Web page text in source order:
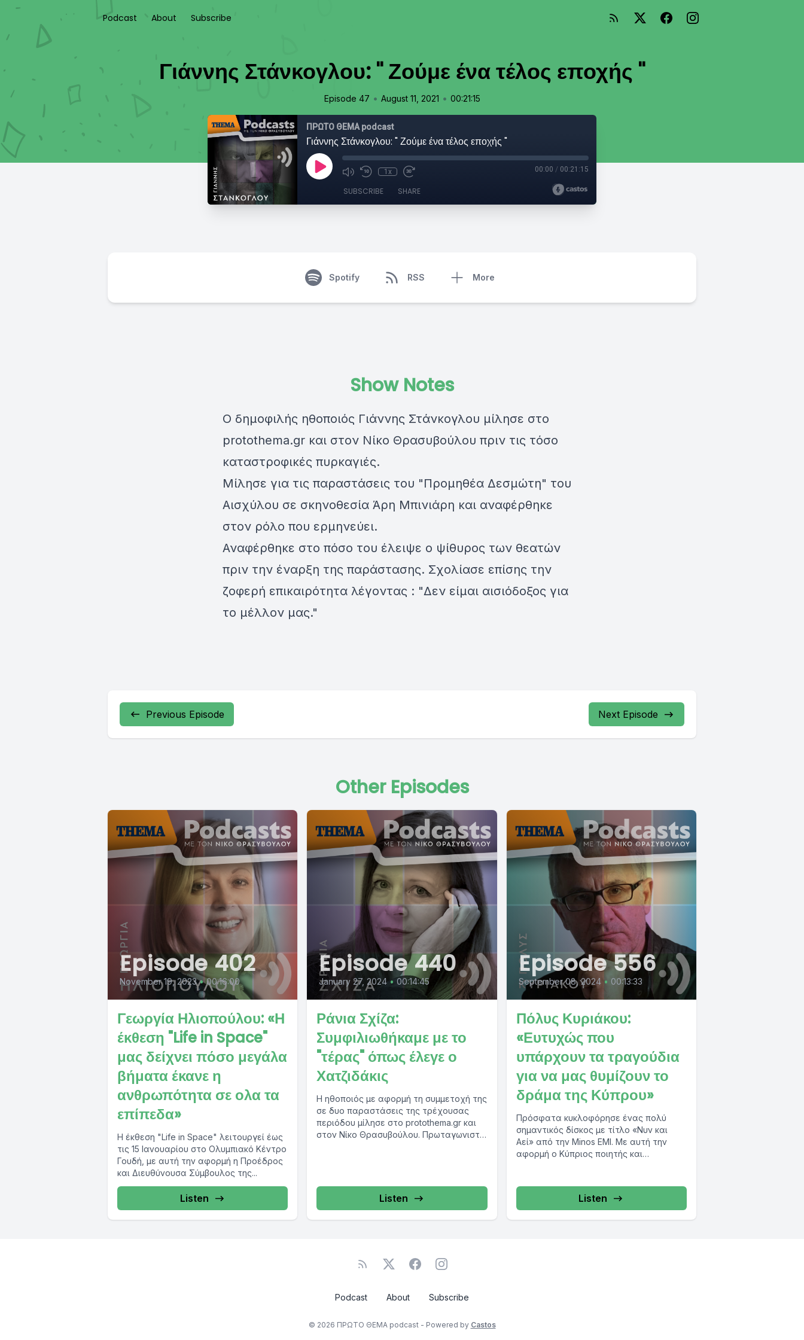
Podcast About Subscribe
Γιάννης Στάνκογλου: " Ζούμε ένα τέλος εποχής "
Episode 47 • August 11, 2021 • 00:21:15
ΠΡΩΤΟ ΘΕΜΑ podcast
Γιάννης Στάνκογλου: " Ζούμε ένα τέλος εποχής "
1x 00:00 / 00:21:15
SUBSCRIBE SHARE
Spotify RSS More
Show Notes
Ο δημοφιλής ηθοποιός Γιάννης Στάνκογλου μίλησε στο
protothema.gr και στον Νίκο Θρασυβούλου πριν τις τόσο
καταστροφικές πυρκαγιές.
Μίλησε για τις παραστάσεις του "Προμηθέα Δεσμώτη" του
Αισχύλου σε σκηνοθεσία Άρη Μπινιάρη και αναφέρθηκε
στον ρόλο που ερμηνεύει.
Αναφέρθηκε στο πόσο του έλειψε ο ψίθυρος των θεατών
πριν την έναρξη της παράστασης. Σχολίασε επίσης την
ζοφερή επικαιρότητα λέγοντας : "Δεν είμαι αισιόδοξος για
το μέλλον μας."
Previous Episode Next Episode
Other Episodes
Episode 402
November 19, 2023 • 00:16:00
Γεωργία Ηλιοπούλου: «Η
έκθεση "Life in Space"
μας δείχνει πόσο μεγάλα
βήματα έκανε η
ανθρωπότητα σε ολα τα
επίπεδα»
Η έκθεση "Life in Space" λειτουργεί έως
τις 15 Ιανουαρίου στο Ολυμπιακό Κέντρο
Γουδή, με αυτή την αφορμή η Προέδρος
και Διευθύνουσα Σύμβουλος της...
Listen
Episode 440
January 27, 2024 • 00:14:45
Ράνια Σχίζα:
Συμφιλιωθήκαμε με το
"τέρας" όπως έλεγε ο
Χατζιδάκις
Η ηθοποιός με αφορμή τη συμμετοχή της
σε δυο παραστάσεις της τρέχουσας
περιόδου μίλησε στο protothema.gr και
στον Νίκο Θρασυβούλου. Πρωταγωνιστεί
Listen
Episode 556
September 08, 2024 • 00:13:33
Πόλυς Κυριάκου:
«Ευτυχώς που
υπάρχουν τα τραγούδια
για να μας θυμίζουν το
δράμα της Κύπρου»
Πρόσφατα κυκλοφόρησε ένας πολύ
σημαντικός δίσκος με τίτλο «Νυν και
Αεί» από την Minos EMI. Με αυτή την
αφορμή ο Κύπριος ποιητής και
Listen
Podcast About Subscribe
© 2026 ΠΡΩΤΟ ΘΕΜΑ podcast - Powered by Castos